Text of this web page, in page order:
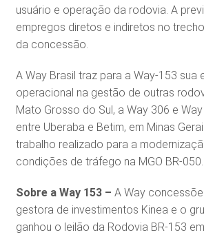
usuário e operação da rodovia. A
empregos diretos e indiretos no
da concessão.
A Way Brasil traz para a Way-153 sua
operacional na gestão de outras
Mato Grosso do Sul, a Way 306 e
entre Uberaba e Betim, em Minas
trabalho realizado para a
condições de tráfego na MGO BR-050.
Sobre a Way 153 – A Way
gestora de investimentos Kinea e o
ganhou o leilão da Rodovia BR-153